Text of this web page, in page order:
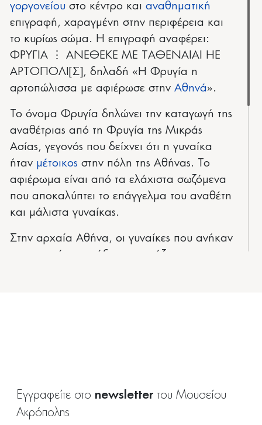
γοργονείου στο κέντρο και αναθηματική
επιγραφή, χαραγμένη στην περιφέρεια και
το κυρίως σώμα. Η επιγραφή αναφέρει:
ΦΡΥΓΙΑ ⋮ ΑΝΕΘΕΚΕ ΜΕ ΤΑΘΕΝΑΙΑΙ ΗΕ
ΑΡΤΟΠΟΛΙ[Σ], δηλαδή «Η Φρυγία η
αρτοπώλισσα με αφιέρωσε στην Αθηνά».
Το όνομα Φρυγία δηλώνει την καταγωγή της
αναθέτριας από τη Φρυγία της Μικράς
Ασίας, γεγονός που δείχνει ότι η γυναίκα
ήταν μέτοικος στην πόλη της Αθήνας. Το
αφιέρωμα είναι από τα ελάχιστα σωζόμενα
που αποκαλύπτει το επάγγελμα του αναθέτη
και μάλιστα γυναίκας.
Στην αρχαία Αθήνα, οι γυναίκες που ανήκαν
στις φτωχότερες τάξεις αναγκάζονταν να
γνωρίζουμε ότι οι αρτοπώλισσες δεν είχαν
την καλύτερη φήμη, θεωρούνταν
Εγγραφείτε στο newsletter του Μουσείου
Ακρόπολης